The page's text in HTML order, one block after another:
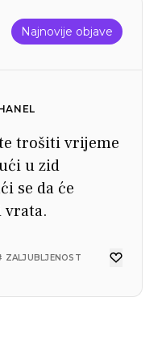
Najnovije objave
trošiti vrijeme
u zid
se da će
vrata.
ZALJUBLJENOST